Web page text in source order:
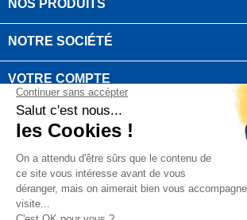
NOS PRODUITS
NOTRE SOCIÉTÉ
VOTRE COMPTE
INFORMATIONS DE LA BOUTIQUE
QUESTIONS FRÉQUEMMENT POSÉES
Copyright OUTIROR © 2021